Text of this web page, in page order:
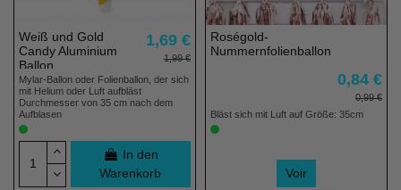
Weiß und Gold
Candy Aluminium
Ballon
1,69 €
1,99 €
Mylar-Ballon oder Folienballon, der sich
mit Helium oder Luft aufbläst
Durchmesser von 35 cm nach dem
Aufblasen
In den
Warenkorb
Roségold-
Nummernfolienballon
0,84 €
0,99 €
Bläst sich mit Luft auf Größe: 35cm
Voir